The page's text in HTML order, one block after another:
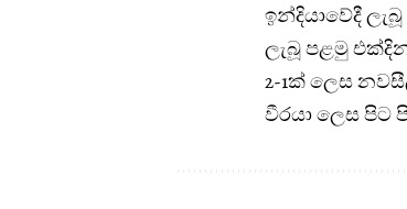
ඉන්දියාවේදී
ලැබූ පළමු
2-1ක් ලෙස
වීරයා ලෙස පිට